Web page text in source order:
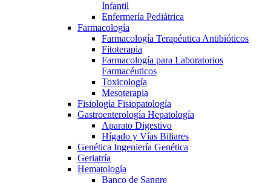
Infantil
Enfermería Pediátrica
Farmacología
Farmacología Terapéutica Antibióticos
Fitoterapia
Farmacología para Laboratorios
Farmacéuticos
Toxicología
Mesoterapia
Fisiología Fisiopatología
Gastroenterología Hepatología
Aparato Digestivo
Hígado y Vías Biliares
Genética Ingeniería Genética
Geriatría
Hematología
Banco de Sangre